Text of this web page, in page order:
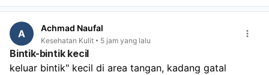
Infeksi menular seksual tertentu juga bisa
digaruk, jaga area tetap bersih dan kering, pakai
celana dalam katun, dan hindari sabun kewanitaan
yang keras atau pewangi. Kalau bintiknya makin
banyak, ada bau menyengat, nyeri saat BAK, perih,
A Achmad Naufal
Kesehatan Kulit 5 jam yang lalu
Bintik-bintik kecil
keluar bintik" kecil di area tangan, kadang gatal